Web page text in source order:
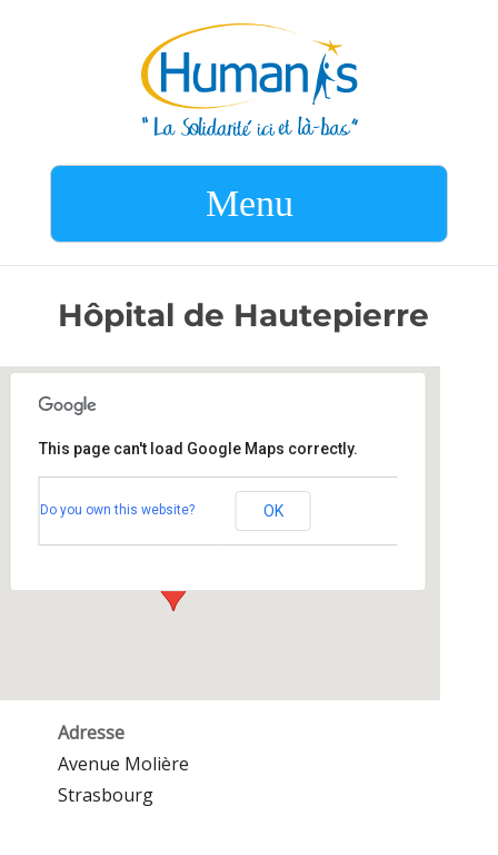
Menu
Hôpital de Hautepierre
Hôpital de Hautepierre
Avenue Molière - Strasbourg
This page can't load Google Maps correctly.
Do you own this website? OK
Adresse
Avenue Molière
Strasbourg